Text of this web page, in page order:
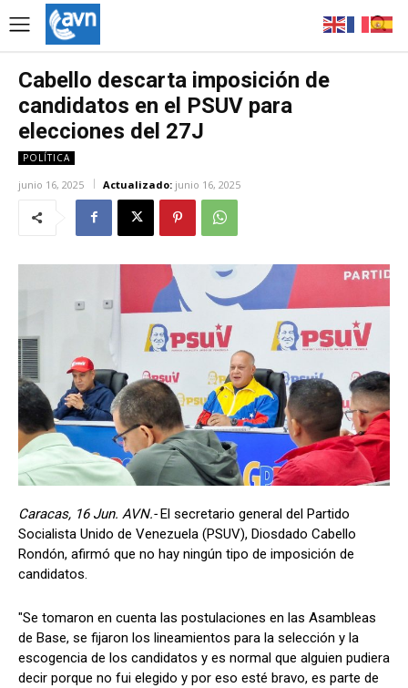
Cabello descarta imposición de
candidatos en el PSUV para
elecciones del 27J
POLÍTICA
junio 16, 2025 Actualizado: junio 16, 2025
Caracas, 16 Jun. AVN.-El secretario general del Partido
Socialista Unido de Venezuela (PSUV), Diosdado Cabello
Rondón, afirmó que no hay ningún tipo de imposición de
candidatos.
"Se tomaron en cuenta las postulaciones en las Asambleas
de Base, se fijaron los lineamientos para la selección y la
escogencia de los candidatos y es normal que alguien pudiera
decir porque no fui elegido y por eso esté bravo, es parte de